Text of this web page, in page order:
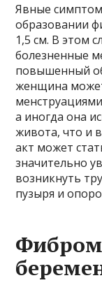
Явные
образовании
1,5 см. В этом
болезненные
повышенный
женщина
а иногда она
живота, что и
акт может
значительно
возникнуть
пузыря и